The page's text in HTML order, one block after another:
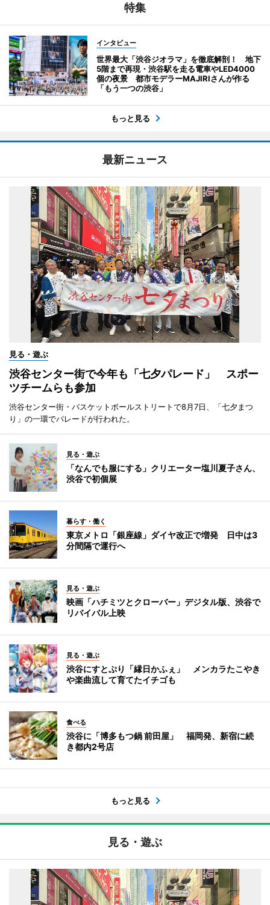
特集
インタビュー
世界最大「渋谷ジオラマ」を徹底解剖！ 地下
5階まで再現・渋谷駅を走る電車やLED4000
個の夜景 都市モデラーMAJIRIさんが作る
「もう一つの渋谷」
もっと見る
最新ニュース
見る・遊ぶ
渋谷センター街で今年も「七夕パレード」 スポー
ツチームらも参加
渋谷センター街・バスケットボールストリートで8月7日、「七夕まつ
り」の一環でパレードが行われた。
見る・遊ぶ
「なんでも服にする」クリエーター塩川夏子さん、
渋谷で初個展
暮らす・働く
東京メトロ「銀座線」ダイヤ改正で増発 日中は3
分間隔で運行へ
見る・遊ぶ
映画「ハチミツとクローバー」デジタル版、渋谷で
リバイバル上映
見る・遊ぶ
渋谷にすとぷり「縁日かふぇ」 メンカラたこやき
や楽曲流して育てたイチゴも
食べる
渋谷に「博多もつ鍋 前田屋」 福岡発、新宿に続
き都内2号店
もっと見る
見る・遊ぶ